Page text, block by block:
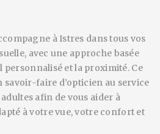
à Istres dans tous vos
avec une approche basée
personnalisé et la proximité. Ce
savoir-faire d’opticien au service
afin de vous aider à
à votre vue, votre confort et